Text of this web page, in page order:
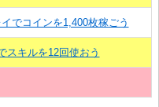
でコインを1,400枚稼ごう
スキルを12回使おう